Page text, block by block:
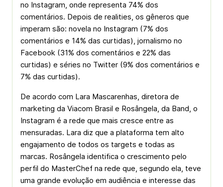
no Instagram, onde representa 74% dos
comentários. Depois de realities, os gêneros que
imperam são: novela no Instagram (7% dos
comentários e 14% das curtidas), jornalismo no
Facebook (31% dos comentários e 22% das
curtidas) e séries no Twitter (9% dos comentários e
7% das curtidas).
De acordo com Lara Mascarenhas, diretora de
marketing da Viacom Brasil e Rosângela, da Band, o
Instagram é a rede que mais cresce entre as
mensuradas. Lara diz que a plataforma tem alto
engajamento de todos os targets e todas as
marcas. Rosângela identifica o crescimento pelo
perfil do MasterChef na rede que, segundo ela, teve
uma grande evolução em audiência e interesse das